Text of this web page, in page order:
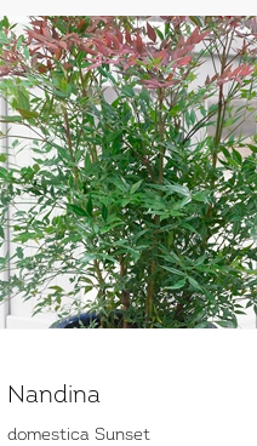
Nandina
domestica Sunset